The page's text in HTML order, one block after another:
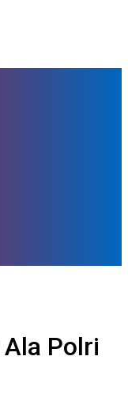
Polri